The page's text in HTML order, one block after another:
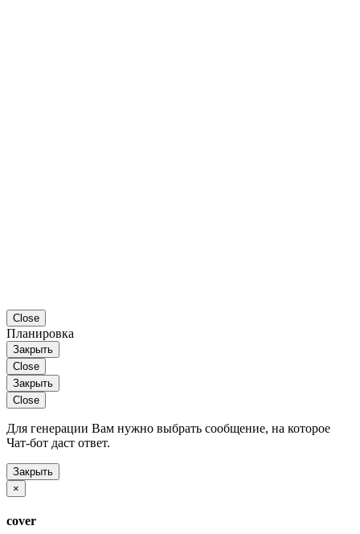
Close
Планировка
Закрыть
Close
Закрыть
Close
Для генерации Вам нужно выбрать сообщение, на которое
Чат-бот даст ответ.
Закрыть
×
cover